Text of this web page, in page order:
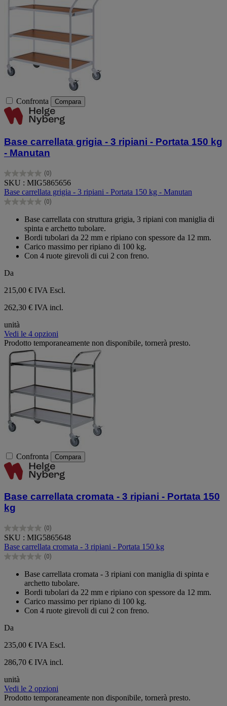
Confronta Compara
Base carrellata grigia - 3 ripiani - Portata 150 kg
- Manutan
(0)
0.0
su
5
stelle.
SKU : MIG5865656
Base carrellata grigia - 3 ripiani - Portata 150 kg - Manutan
(0)
0.0
Base carrellata con struttura grigia, 3 ripiani con maniglia di
spinta e archetto tubolare.
Bordi tubolari da 22 mm e ripiano con spessore da 12 mm.
Carico massimo per ripiano di 100 kg.
Con 4 ruote girevoli di cui 2 con freno.
Da
215,00 € IVA Escl.
262,30 € IVA incl.
unità
Vedi le 4 opzioni
Prodotto temporaneamente non disponibile, tornerà presto.
Confronta Compara
Base carrellata cromata - 3 ripiani - Portata 150
kg
(0)
0.0
su
5
stelle.
SKU : MIG5865648
Base carrellata cromata - 3 ripiani - Portata 150 kg
(0)
0.0
Base carrellata cromata - 3 ripiani con maniglia di spinta e
archetto tubolare.
Bordi tubolari da 22 mm e ripiano con spessore da 12 mm.
Carico massimo per ripiano di 100 kg.
Con 4 ruote girevoli di cui 2 con freno.
Da
235,00 € IVA Escl.
286,70 € IVA incl.
unità
Vedi le 2 opzioni
Prodotto temporaneamente non disponibile, tornerà presto.